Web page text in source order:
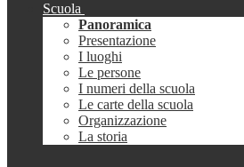
Scuola
Panoramica
Presentazione
I luoghi
Le persone
I numeri della scuola
Le carte della scuola
Organizzazione
La storia